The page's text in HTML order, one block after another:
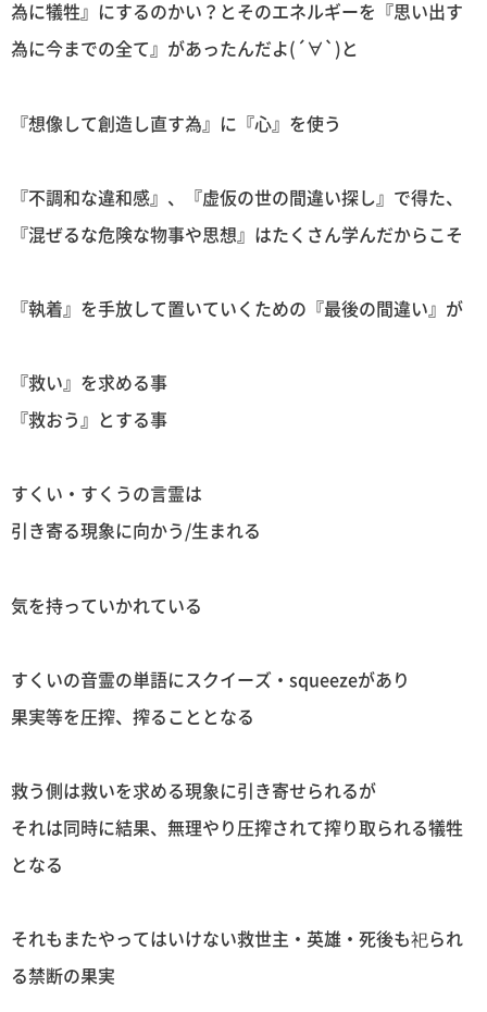
為に犠牲』にするのかい？とそのエネルギーを『思い出す
為に今までの全て』があったんだよ(´∀`)と
『想像して創造し直す為』に『心』を使う
『不調和な違和感』、『虚仮の世の間違い探し』で得た、
『混ぜるな危険な物事や思想』はたくさん学んだからこそ
『執着』を手放して置いていくための『最後の間違い』が
『救い』を求める事
『救おう』とする事
すくい・すくうの言霊は
引き寄る現象に向かう/生まれる
気を持っていかれている
すくいの音霊の単語にスクイーズ・squeezeがあり
果実等を圧搾、搾ることとなる
救う側は救いを求める現象に引き寄せられるが
それは同時に結果、無理やり圧搾されて搾り取られる犠牲
となる
それもまたやってはいけない救世主・英雄・死後も祀られ
る禁断の果実